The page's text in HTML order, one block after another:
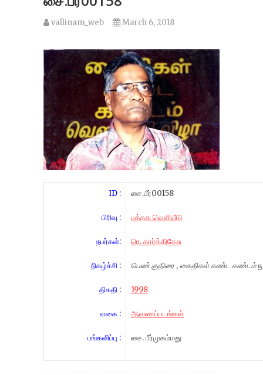
vallinam_web March 6, 2018
ID :
பிரிவு :
நபர்கள்:
நிகழ்ச்சி :
திகதி :
வகை :
பங்களிப்பு :
சை.பீர்00158
புத்தக வெளியீடு
ரெ. கார்த்திகேசு
பெண் குதிரை,கைதிகள் கண்ட கண்டம்
1998
ஆவணப்படங்கள்
சை. பீர்முகம்மது